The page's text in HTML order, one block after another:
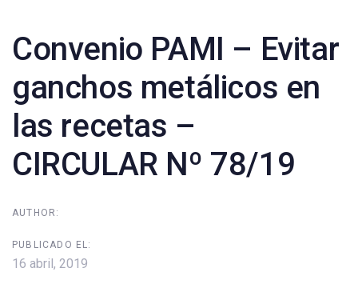
Convenio PAMI – Evitar
ganchos metálicos en
las recetas –
CIRCULAR Nº 78/19
AUTHOR:
PUBLICADO EL:
16 abril, 2019
navigation